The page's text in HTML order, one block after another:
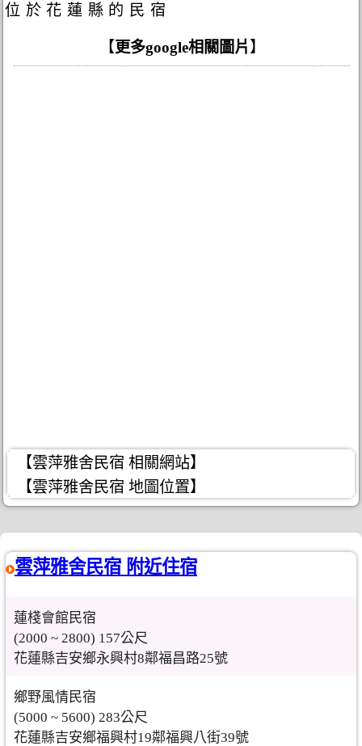
位於花蓮縣的民宿
【更多google相關圖片 】
【雲萍雅舍民宿 相關網站】
【雲萍雅舍民宿 地圖位置】
雲萍雅舍民宿 附近住宿
蓮棧會館民宿
(2000 ~ 2800) 157公尺
花蓮縣吉安鄉永興村8鄰福昌路25號
鄉野風情民宿
(5000 ~ 5600) 283公尺
花蓮縣吉安鄉福興村19鄰福興八街39號